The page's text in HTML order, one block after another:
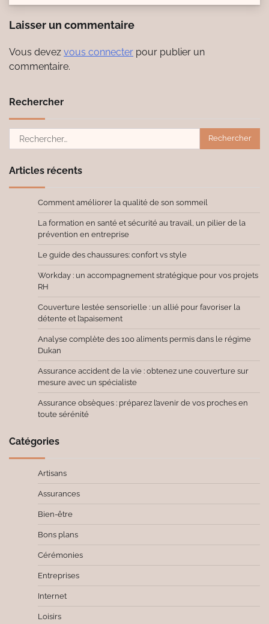
Laisser un commentaire
Vous devez vous connecter pour publier un
commentaire.
Rechercher
Rechercher :
Articles récents
Comment améliorer la qualité de son sommeil
La formation en santé et sécurité au travail, un pilier de la
prévention en entreprise
Le guide des chaussures: confort vs style
Workday : un accompagnement stratégique pour vos projets
RH
Couverture lestée sensorielle : un allié pour favoriser la
détente et l’apaisement
Analyse complète des 100 aliments permis dans le régime
Dukan
Assurance accident de la vie : obtenez une couverture sur
mesure avec un spécialiste
Assurance obsèques : préparez l’avenir de vos proches en
toute sérénité
Catégories
Artisans
Assurances
Bien-être
Bons plans
Cérémonies
Entreprises
Internet
Loisirs